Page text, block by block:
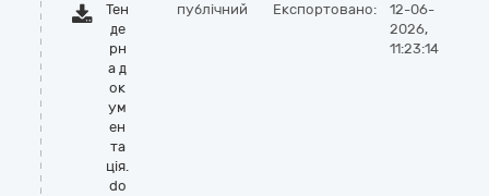
Тен
де
рн
а д
ок
ум
ен
та
ція.
do
публічний Експортовано:
12-06-
2026,
11:23:14